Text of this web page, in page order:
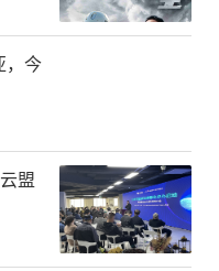
，今
盟